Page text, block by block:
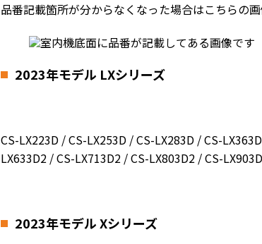
品番記載箇所が分からなくなった場合はこちらの
2023年モデル LXシリーズ
CS-LX223D / CS-LX253D / CS-LX283D / CS-
LX633D2 / CS-LX713D2 / CS-LX803D2 / CS-
2023年モデル Xシリーズ